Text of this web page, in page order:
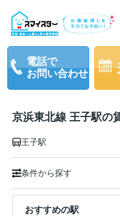
電話で
お問い合わせ
京浜東北線 王子駅の
王子駅
条件から探す
おすすめの駅